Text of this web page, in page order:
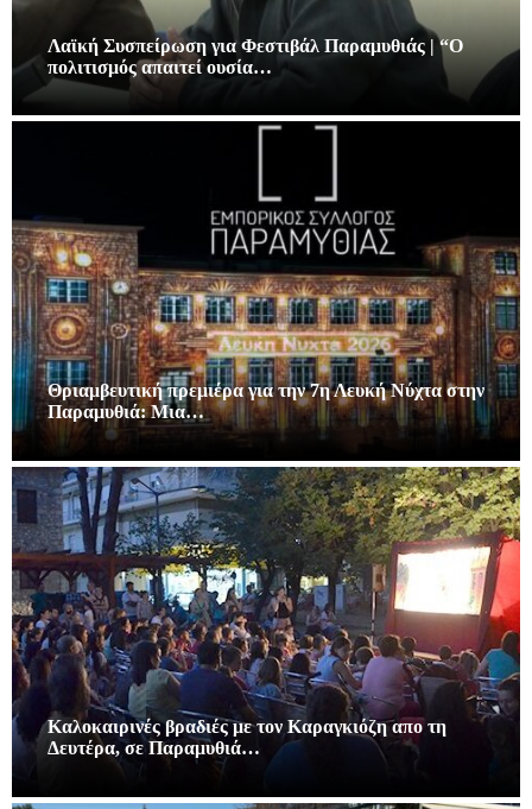
Λαϊκή Συσπείρωση για Φεστιβάλ Παραμυθιάς | “Ο
πολιτισμός απαιτεί ουσία…
Θριαμβευτική πρεμιέρα για την 7η Λευκή Νύχτα στην
Παραμυθιά: Μια…
Καλοκαιρινές βραδιές με τον Καραγκιόζη απο τη
Δευτέρα, σε Παραμυθιά…